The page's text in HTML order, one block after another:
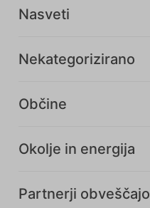
Nasveti
Nekategorizirano
Občine
Okolje in energija
Partnerji obveščajo